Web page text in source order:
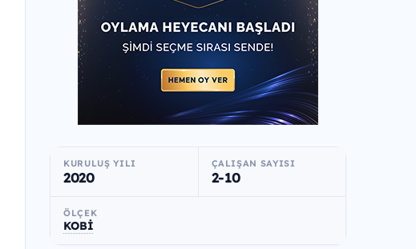
KURULUŞ YILI
2020
ÇALIŞAN SAYISI
2-10
ÖLÇEK
KOBİ